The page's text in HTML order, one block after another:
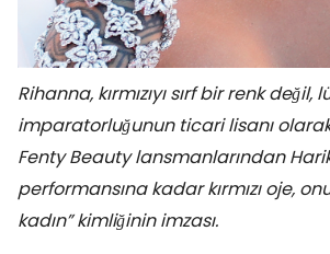
Rihanna, kırmızıyı sırf bir renk değil,
imparatorluğunun ticari lisanı
Fenty Beauty lansmanlarından
performansına kadar kırmızı oje,
kadın” kimliğinin imzası.